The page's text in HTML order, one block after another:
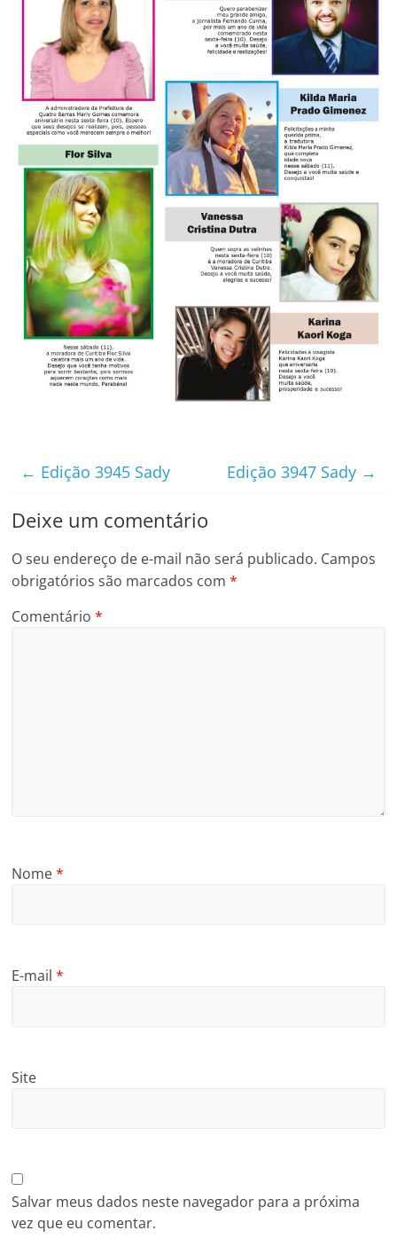
← Edição 3945 Sady Edição 3947 Sady →
Deixe um comentário
O seu endereço de e-mail não será publicado. Campos
obrigatórios são marcados com*
Comentário*
Nome*
E-mail*
Site
Salvar meus dados neste navegador para a próxima
vez que eu comentar.